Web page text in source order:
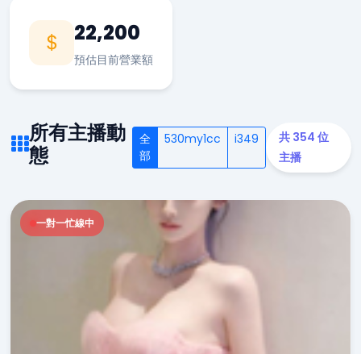
22,200
預估目前營業額
所有主播動
態
全
部
530my1cc i349
共 354 位
主播
一對一忙線中